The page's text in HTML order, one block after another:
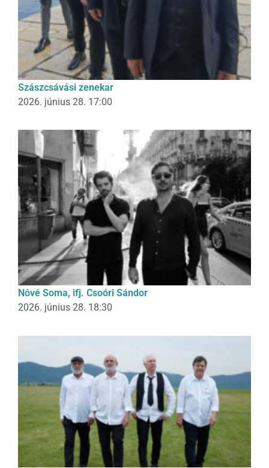
Szászcsávási zenekar
2026. június 28. 17:00
Nóvé Soma, ifj. Csoóri Sándor
2026. június 28. 18:30